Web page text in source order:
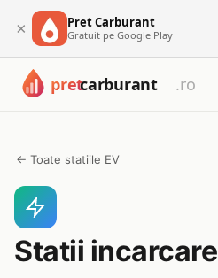
× Pret Carburant
Gratuit pe Google Play
← Toate statiile EV
Statii incarcare